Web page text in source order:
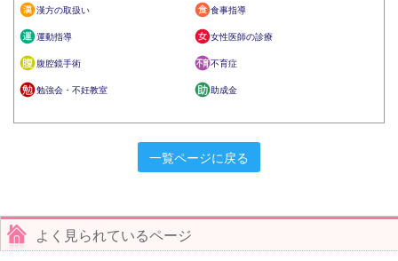
漢方の取扱い 食事指導
運動指導 女性医師の診療
腹腔鏡手術 不育症
勉強会・不妊教室 助成金
一覧ページに戻る
よく見られているページ